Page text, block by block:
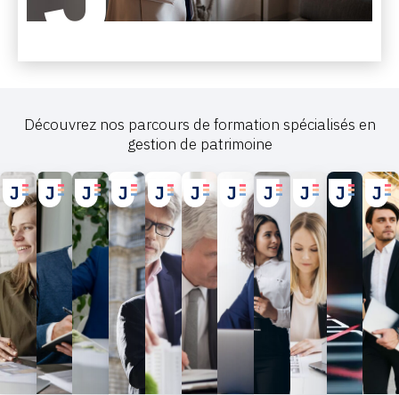
Découvrez nos parcours de formation spécialisés en
gestion de patrimoine